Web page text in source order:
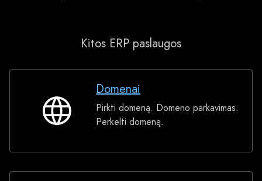
Kitos ERP paslaugos
Domenai
Domenai
Pirkti domeną. Domeno parkavimas.
Perkelti domeną.